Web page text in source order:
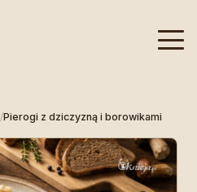
/Pierogi z dziczyzną i borowikami